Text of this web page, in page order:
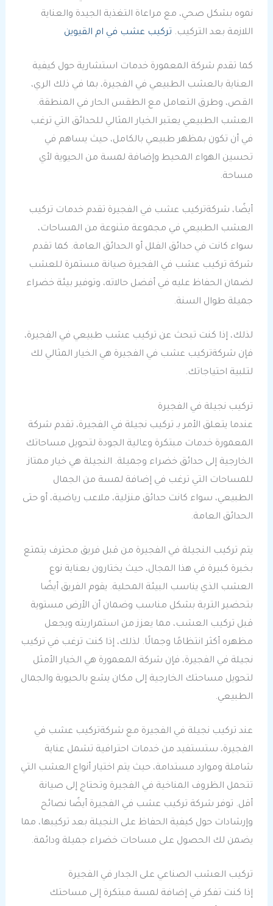
نموه بشكل صحي، مع مراعاة التغذية الجيدة والعناية
اللازمة بعد التركيب. تركيب عشب في ام القيوين
كما تقدم شركة المعمورة خدمات استشارية حول كيفية
العناية بالعشب الطبيعي في الفجيرة، بما في ذلك الري،
القص، وطرق التعامل مع الطقس الحار في المنطقة.
العشب الطبيعي يعتبر الخيار المثالي للحدائق التي ترغب
في أن تكون بمظهر طبيعي بالكامل، حيث يساهم في
تحسين الهواء المحيط وإضافة لمسة من الحيوية لأي
مساحة.
أيضًا، شركةتركيب عشب في الفجيرة تقدم خدمات تركيب
العشب الطبيعي في مجموعة متنوعة من المساحات،
سواء كانت في حدائق الفلل أو الحدائق العامة. كما تقدم
شركة تركيب عشب في الفجيرة صيانة مستمرة للعشب
لضمان الحفاظ عليه في أفضل حالاته، وتوفير بيئة خضراء
جميلة طوال السنة.
لذلك، إذا كنت تبحث عن تركيب عشب طبيعي في الفجيرة،
فإن شركةتركيب عشب في الفجيرة هي الخيار المثالي لك
لتلبية احتياجاتك.
تركيب نجيلة في الفجيرة
عندما يتعلق الأمر بـ تركيب نجيلة في الفجيرة، تقدم شركة
المعمورة خدمات مبتكرة وعالية الجودة لتحويل مساحاتك
الخارجية إلى حدائق خضراء وجميلة. النجيلة هي خيار ممتاز
للمساحات التي ترغب في إضافة لمسة من الجمال
الطبيعي، سواء كانت حدائق منزلية، ملاعب رياضية، أو حتى
الحدائق العامة.
يتم تركيب النجيلة في الفجيرة من قبل فريق محترف يتمتع
بخبرة كبيرة في هذا المجال، حيث يختارون بعناية نوع
العشب الذي يناسب البيئة المحلية. يقوم الفريق أيضًا
بتحضير التربة بشكل مناسب وضمان أن الأرض مستوية
قبل تركيب العشب، مما يعزز من استمراريته ويجعل
مظهره أكثر انتظامًا وجمالًا. لذلك، إذا كنت ترغب في تركيب
نجيلة في الفجيرة، فإن شركة المعمورة هي الخيار الأمثل
لتحويل مساحتك الخارجية إلى مكان يشع بالحيوية والجمال
الطبيعي.
عند تركيب نجيلة في الفجيرة مع شركةتركيب عشب في
الفجيرة، ستستفيد من خدمات احترافية تشمل عناية
شاملة وموارد مستدامة، حيث يتم اختيار أنواع العشب التي
تتحمل الظروف المناخية في الفجيرة وتحتاج إلى صيانة
أقل. توفر شركة تركيب عشب في الفجيرة أيضًا نصائح
وإرشادات حول كيفية الحفاظ على النجيلة بعد تركيبها، مما
يضمن لك الحصول على مساحات خضراء جميلة ودائمة.
تركيب العشب الصناعي على الجدار في الفجيرة
إذا كنت تفكر في إضافة لمسة مبتكرة إلى مساحتك